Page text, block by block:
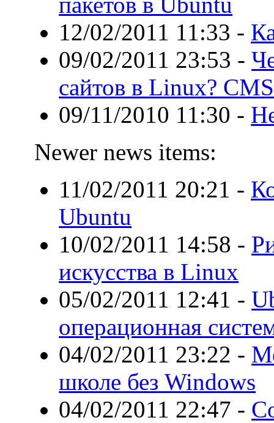
12/02/2011 11:33 -
09/02/2011 23:53 -
сайтов в Linux?
09/11/2010 11:30 -
Newer news items:
11/02/2011 20:21 -
Ubuntu
10/02/2011 14:58 -
искусства в Linux
05/02/2011 12:41 -
операционная
04/02/2011 23:22 -
школе без Windows
04/02/2011 22:47 -